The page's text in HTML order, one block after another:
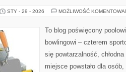
STY - 29 - 2026 MOŻLIWOŚĆ
To blog poświęcony
bowlingowi – czterem
się powtarzalność,
miejsce powstało dla